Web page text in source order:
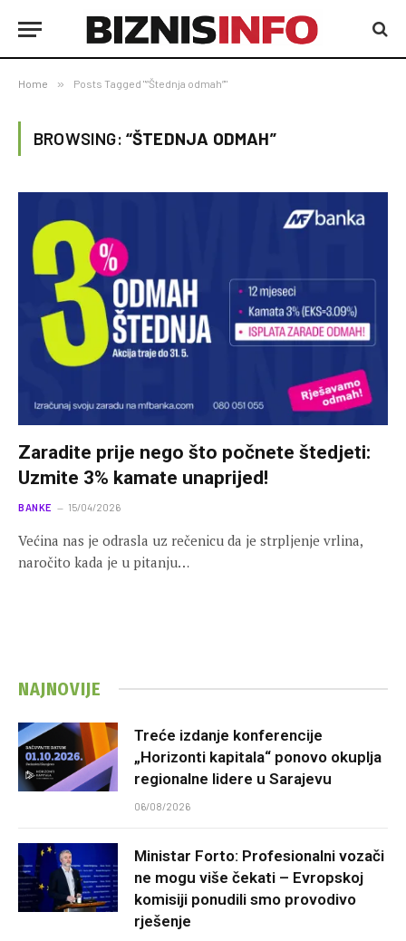
Home » Posts Tagged "“Štednja odmah”"
BROWSING: “ŠTEDNJA ODMAH”
Zaradite prije nego što počnete štedjeti:
Uzmite 3% kamate unaprijed!
BANKE 15/04/2026
Većina nas je odrasla uz rečenicu da je strpljenje vrlina,
naročito kada je u pitanju…
NAJNOVIJE
Treće izdanje konferencije
„Horizonti kapitala“ ponovo okuplja
regionalne lidere u Sarajevu
06/08/2026
Ministar Forto: Profesionalni vozači
ne mogu više čekati – Evropskoj
komisiji ponudili smo provodivo
rješenje